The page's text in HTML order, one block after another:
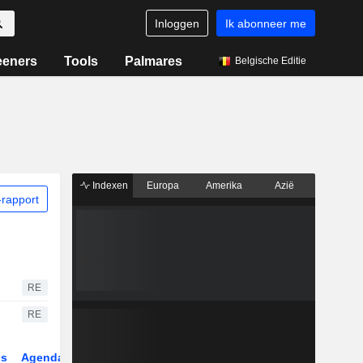
Inloggen Ik abonneer me
Tools Palmares Belgische Editie
RE
RE
Agenda
Indexen Europa Amerika Azië